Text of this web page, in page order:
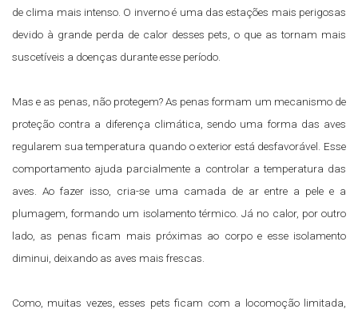
de clima mais intenso. O inverno é uma das estações mais perigosas
devido à grande perda de calor desses pets, o que as tornam mais
suscetíveis a doenças durante esse período.
Mas e as penas, não protegem? As penas formam um mecanismo de
proteção contra a diferença climática, sendo uma forma das aves
regularem sua temperatura quando o exterior está desfavorável. Esse
comportamento ajuda parcialmente a controlar a temperatura das
aves. Ao fazer isso, cria-se uma camada de ar entre a pele e a
plumagem, formando um isolamento térmico. Já no calor, por outro
lado, as penas ficam mais próximas ao corpo e esse isolamento
diminui, deixando as aves mais frescas.
Como, muitas vezes, esses pets ficam com a locomoção limitada,